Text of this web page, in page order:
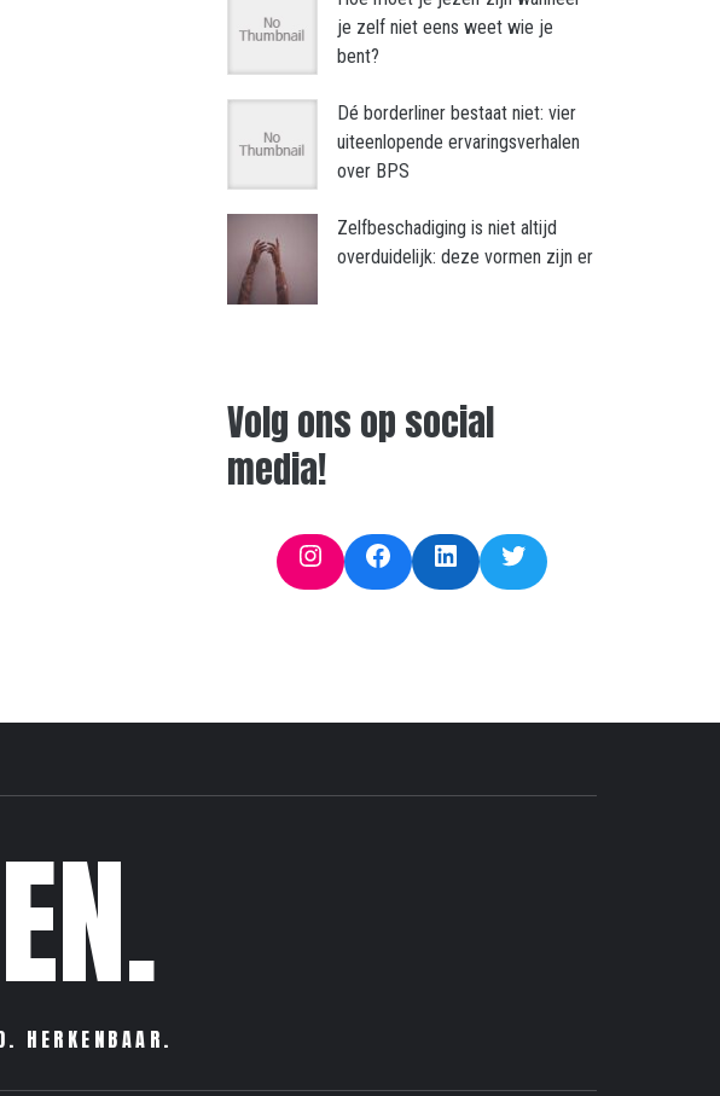
je zelf niet eens weet wie je
bent?
Dé borderliner bestaat niet: vier
uiteenlopende ervaringsverhalen
over BPS
Zelfbeschadiging is niet altijd
overduidelijk: deze vormen zijn er
Volg ons op social
media!
InstagramFacebookLinkedInTwitter
HERKENBAAR.